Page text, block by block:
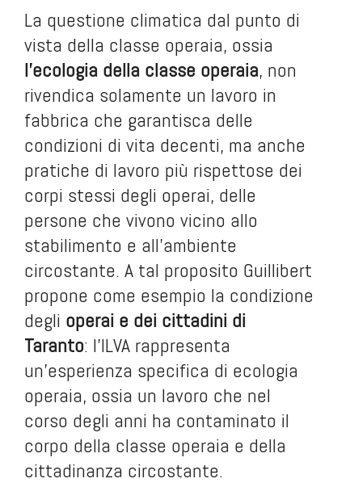
La questione climatica dal punto di
vista della classe operaia, ossia
l’ecologia della classe operaia, non
rivendica solamente un lavoro in
fabbrica che garantisca delle
condizioni di vita decenti, ma anche
pratiche di lavoro più rispettose dei
corpi stessi degli operai, delle
persone che vivono vicino allo
stabilimento e all’ambiente
circostante. A tal proposito Guillibert
propone come esempio la condizione
degli operai e dei cittadini di
Taranto: l’ILVA rappresenta
un’esperienza specifica di ecologia
operaia, ossia un lavoro che nel
corso degli anni ha contaminato il
corpo della classe operaia e della
cittadinanza circostante.